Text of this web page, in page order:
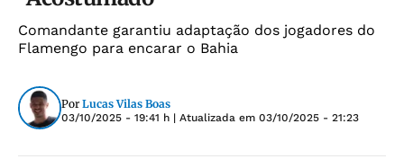
Comandante garantiu adaptação dos jogadores do
Flamengo para encarar o Bahia
Por Lucas Vilas Boas
03/10/2025 - 19:41 h | Atualizada em 03/10/2025 - 21:23